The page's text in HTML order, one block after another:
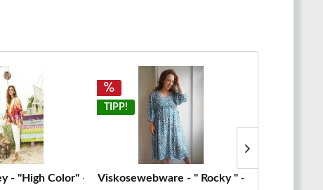
- "High Color" - Rapport -...
TIPP!
Viskosewebware - " Rocky " - Punkte -